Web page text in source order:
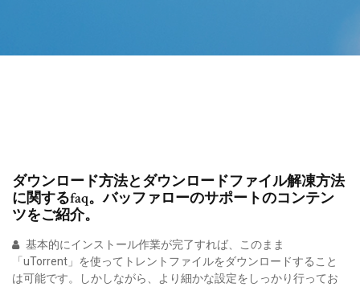
ダウンロード方法とダウンロードファイル解凍方法
に関するfaq。バッファローのサポートのコンテン
ツをご紹介。
基本的にインストール作業が完了すれば、このまま
「uTorrent」を使ってトレントファイルをダウンロードすること
は可能です。しかしながら、より細かな設定をしっかり行ってお